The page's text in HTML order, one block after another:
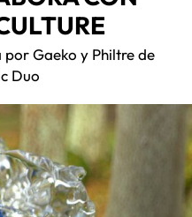
Gaeko y Philtre de
Duo